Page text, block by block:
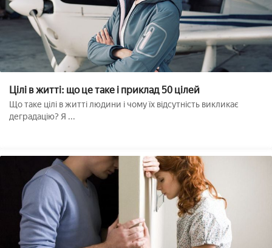
Цілі в житті: що це таке і приклад 50 цілей
Що таке цілі в житті людини і чому їх відсутність викликає
деградацію? Я ...